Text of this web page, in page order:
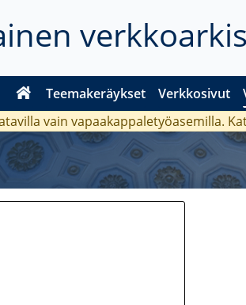
Teemakeräykset Verkkosivut
vain vapaakappaletyöasemilla.